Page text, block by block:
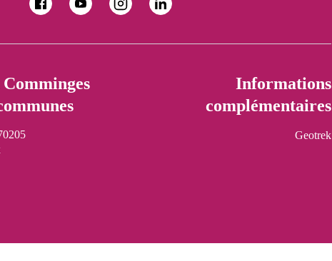
Informations
complémentaires
Geotrek